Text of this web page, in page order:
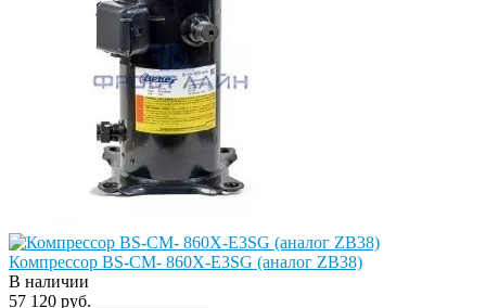
Компрессор BS-CM- 860X-E3SG (аналог ZB38)
В наличии
57 120 руб.